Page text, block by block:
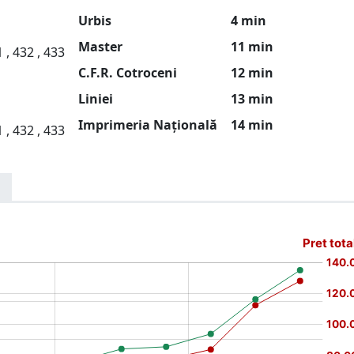
Urbis
4 min
, 432 , 433
Master
11 min
C.F.R. Cotroceni
12 min
Liniei
13 min
, 432 , 433
Imprimeria Națională 14 min